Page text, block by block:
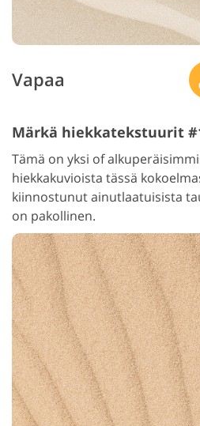
Vapaa
Märkä hiekkatekstuurit
Tämä on yksi of
hiekkakuvioista tässä
kiinnostunut ainutlaatuisista
on pakollinen.